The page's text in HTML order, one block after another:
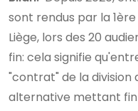
sont rendus par la
Liège, lors des 20
fin: cela signifie
"contrat" de la division
alternative mettant fin